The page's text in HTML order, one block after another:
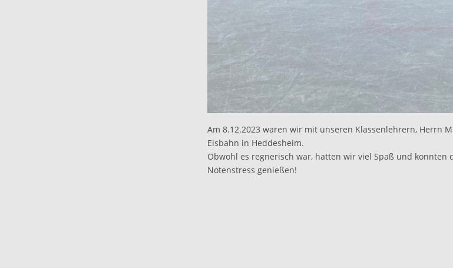
Am 8.12.2023 waren wir mit unseren Klassenlehrern, Herrn
Eisbahn in Heddesheim.
Obwohl es regnerisch war, hatten wir viel Spaß und konnten
Notenstress genießen!